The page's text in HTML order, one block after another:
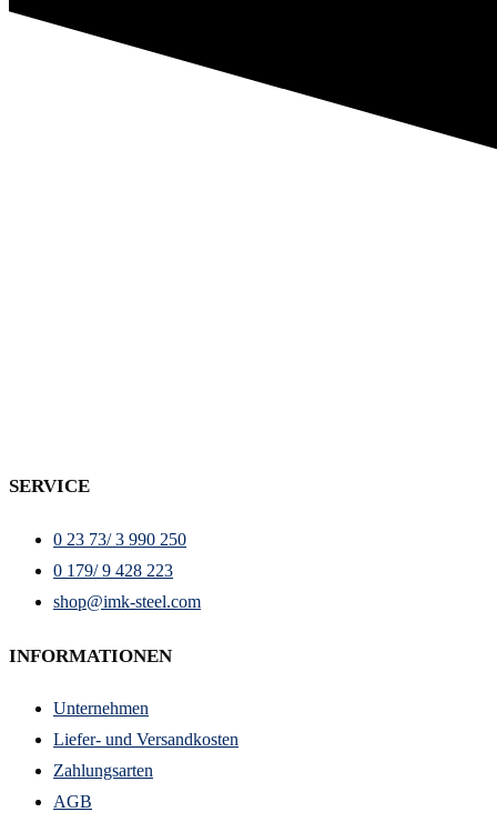
SERVICE
0 23 73/ 3 990 250
0 179/ 9 428 223
shop@imk-steel.com
INFORMATIONEN
Unternehmen
Liefer- und Versandkosten
Zahlungsarten
AGB